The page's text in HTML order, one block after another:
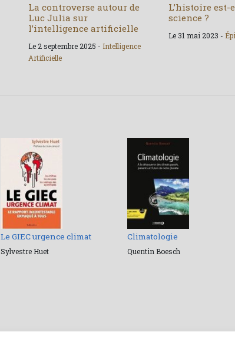
La controverse autour de
Luc Julia sur
l’intelligence artificielle
Le 2 septembre 2025 - Intelligence
Artificielle
L’histoire est-
science ?
Le 31 mai 2023 -
Le GIEC urgence climat
Sylvestre Huet
Climatologie
Quentin Boesch